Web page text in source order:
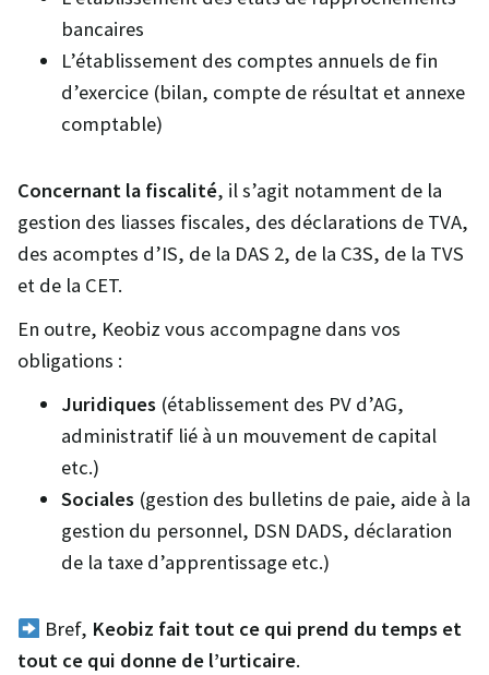
bancaires
L’établissement des comptes annuels de fin
d’exercice (bilan, compte de résultat et annexe
comptable)
Concernant la fiscalité, il s’agit notamment de la
gestion des liasses fiscales, des déclarations de TVA,
des acomptes d’IS, de la DAS 2, de la C3S, de la TVS
et de la CET.
En outre, Keobiz vous accompagne dans vos
obligations :
Juridiques (établissement des PV d’AG,
administratif lié à un mouvement de capital
etc.)
Sociales (gestion des bulletins de paie, aide à la
gestion du personnel, DSN DADS, déclaration
de la taxe d’apprentissage etc.)
Bref, Keobiz fait tout ce qui prend du temps et
tout ce qui donne de l’urticaire.